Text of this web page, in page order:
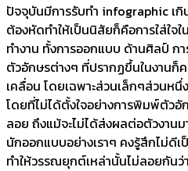
ปัจจุบันมีการรับทำ infographic เ
ต้องหัดทำให้เป็นนิสัยก็คือการใส่ใจ
ทำงาน ทั้งการออกแบบ ด้านศิลป์ ก
ตัวอักษรต่างๆ ที่ปรากฏขึ้นในงานก็ค
เคลื่อน โดยเฉพาะส่วนเล็กๆส่วนห
โดยที่ไม่ได้ตั้งใจอย่างการพิมพ์ตัว
ลอย ถึงแม้จะไม่ได้ส่งผลต่อตัวงาน
นักออกแบบอย่างเราๆ คงรู้สึกไม่ดี
ทำให้วรรณยุกต์เหล่านั้นไม่ลอยกันว่